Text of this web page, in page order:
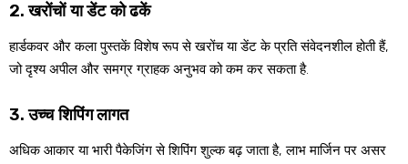
2. खरोंचों या डेंट को ढकें
हार्डकवर और कला पुस्तकें विशेष रूप से खरोंच या डेंट के प्रति संवेदनशील होती हैं,
जो दृश्य अपील और समग्र ग्राहक अनुभव को कम कर सकता है.
3. उच्च शिपिंग लागत
अधिक आकार या भारी पैकेजिंग से शिपिंग शुल्क बढ़ जाता है, लाभ मार्जिन पर असर